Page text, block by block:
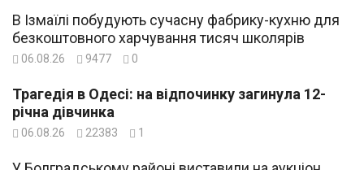
В Ізмаїлі побудують сучасну фабрику-кухню для
безкоштовного харчування тисяч школярів
06.08.26 9477 0
Трагедія в Одесі: на відпочинку загинула 12-
річна дівчинка
06.08.26 22383 1